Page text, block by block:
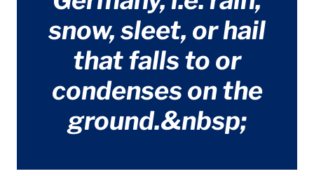
snow, sleet, or hail
that falls to or
condenses on the
ground.&nbsp;